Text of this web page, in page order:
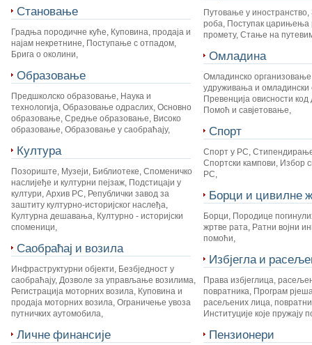
Становање
Градња породичне куће, Куповина, продаја и
најам некретнине, Поступање с отпадом,
Брига о околини,
Образовање
Предшколско образовање, Наука и
технологија, Образовање одраслих, Основно
образовање, Средње образовање, Високо
образовање, Образовање у саобраћају,
Култура
Позориште, Музеји, Библиотеке, Споменичко
наслијеђе и културни пејзаж, Подстицаји у
култури, Архив РС, Републички завод за
заштиту културно-историјског наслеђа,
Културна дешавања, Културно - историјски
споменици,
Саобраћај и возила
Инфраструктурни објекти, Безбједност у
саобраћају, Дозволе за управљање возилима,
Регистрација моторних возила, Куповина и
продаја моторних возила, Ограничење увоза
путничких аутомобила,
Личне финансије
Путовање у иностранство,
роба, Поступак царињења
промету, Стање на
Омладина
Омладинско организовање
удруживања и омладински
Превенција овисности код
Помоћ и савјетовање,
Спорт
Спорт у РС,
Спортски кампови, Избор
РС,
Борци и цивилне
Борци, Породице
жртве рата, Ратни војни
помоћи,
Избјегла и
Права избјеглица,
повратника, Програм
расељених лица,
Институције које пружају
Пензионери